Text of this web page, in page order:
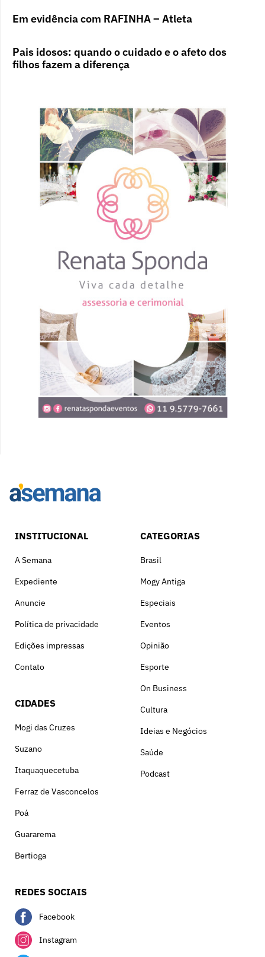
Em evidência com RAFINHA – Atleta
Pais idosos: quando o cuidado e o afeto dos
filhos fazem a diferença
INSTITUCIONAL
A Semana
Expediente
Anuncie
Política de privacidade
Edições impressas
Contato
CIDADES
Mogi das Cruzes
Suzano
Itaquaquecetuba
Ferraz de Vasconcelos
Poá
Guararema
Bertioga
CATEGORIAS
Brasil
Mogy Antiga
Especiais
Eventos
Opinião
Esporte
On Business
Cultura
Ideias e Negócios
Saúde
Podcast
REDES SOCIAIS
Facebook
Instagram